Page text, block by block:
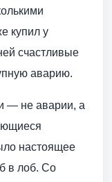
купил у
счастливые
аварию.
— не аварии, а
настоящее
в лоб. Со